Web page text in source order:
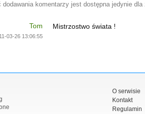
dodawania komentarzy jest dostępna jedynie
Tom
03-26 13:06:55
Mistrzostwo świata !
O serwisie
Kontakt
Regulamin